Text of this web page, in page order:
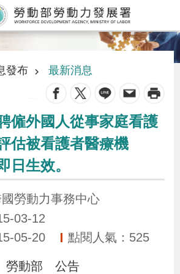
發布 最新消息
僱外國人從事家庭看護
估被看護者醫療機
日生效。
勞動力事務中心
03-12
05-20
點閱人氣：525
勞動部 公告